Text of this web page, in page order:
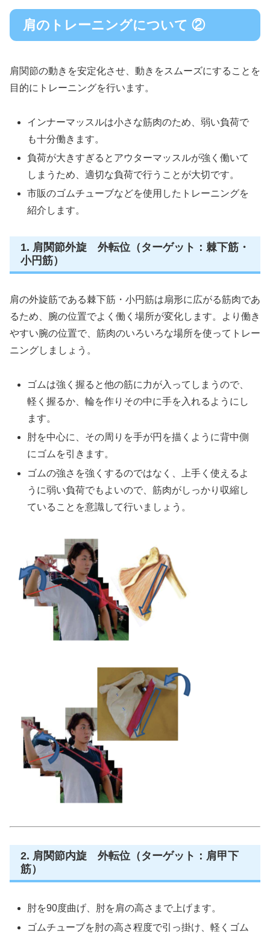
肩のトレーニングについて ②
肩関節の動きを安定化させ、動きをスムーズにすることを
目的にトレーニングを行います。
インナーマッスルは小さな筋肉のため、弱い負荷で
も十分働きます。
負荷が大きすぎるとアウターマッスルが強く働いて
しまうため、適切な負荷で行うことが大切です。
市販のゴムチューブなどを使用したトレーニングを
紹介します。
1. 肩関節外旋 外転位（ターゲット：棘下筋・
小円筋）
肩の外旋筋である棘下筋・小円筋は扇形に広がる筋肉であ
るため、腕の位置でよく働く場所が変化します。より働き
やすい腕の位置で、筋肉のいろいろな場所を使ってトレー
ニングしましょう。
ゴムは強く握ると他の筋に力が入ってしまうので、
軽く握るか、輪を作りその中に手を入れるようにし
ます。
肘を中心に、その周りを手が円を描くように背中側
にゴムを引きます。
ゴムの強さを強くするのではなく、上手く使えるよ
うに弱い負荷でもよいので、筋肉がしっかり収縮し
ていることを意識して行いましょう。
2. 肩関節内旋 外転位（ターゲット：肩甲下
筋）
肘を90度曲げ、肘を肩の高さまで上げます。
ゴムチューブを肘の高さ程度で引っ掛け、軽くゴム